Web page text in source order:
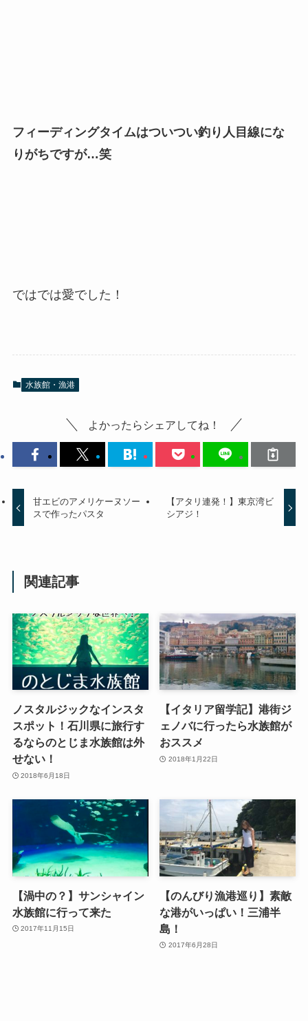
フィーディングタイムはついつい釣り人目線にな
りがちですが…笑
ではでは愛でした！
水族館・漁港
よかったらシェアしてね！
甘エビのアメリケーヌソー
スで作ったパスタ
【アタリ連発！】東京湾ビ
シアジ！
関連記事
ノスタルジックなインスタ
スポット！石川県に旅行す
るならのとじま水族館は外
せない！
2018年6月18日
【イタリア留学記】港街ジ
ェノバに行ったら水族館が
おススメ
2018年1月22日
【渦中の？】サンシャイン
水族館に行って来た
2017年11月15日
【のんびり漁港巡り】素敵
な港がいっぱい！三浦半
島！
2017年6月28日